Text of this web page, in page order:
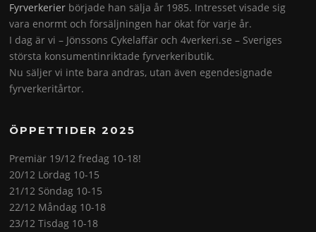
Fyrverkerier började han sälja år 1985. Intresset visade sig
vara enormt och försäljningen har ökat för varje år.
I dag är vi – Jönssons Cykelaffär och 4verkeri.se – Sveriges
största konsumentinriktade fyrverkeributik.
Nu säljer vi inte bara andras, utan även egendesignade
fyrverkeritårtor.
ÖPPETTIDER 2025
Premiär 19/12 fredag 10-18!
20/12 Lördag 10-15
21/12 Söndag 10-15
22/12 Måndag 10-18
23/12 Tisdag 10-18